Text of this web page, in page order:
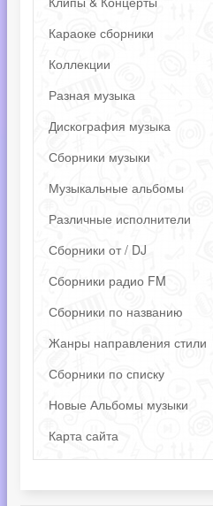
Караоке сборники
Коллекции
Разная музыка
Дискография музыка
Сборники музыки
Музыкальные альбомы
Различные исполнители
Сборники от / DJ
Сборники радио FM
Сборники по названию
Жанры направления стили
Сборники по списку
Новые Альбомы музыки
Карта сайта